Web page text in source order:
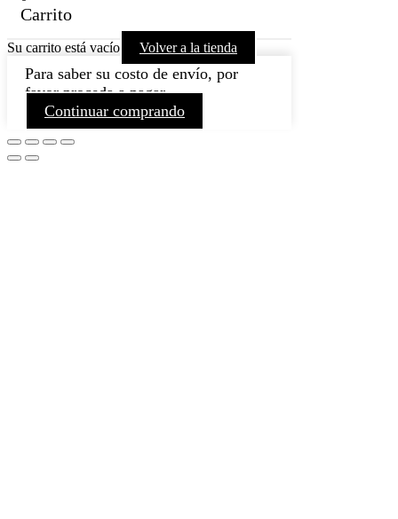
Carrito
Su carrito está vacío Volver a la tienda
Para saber su costo de envío, por
favor proceda a pagar.
Continuar comprando